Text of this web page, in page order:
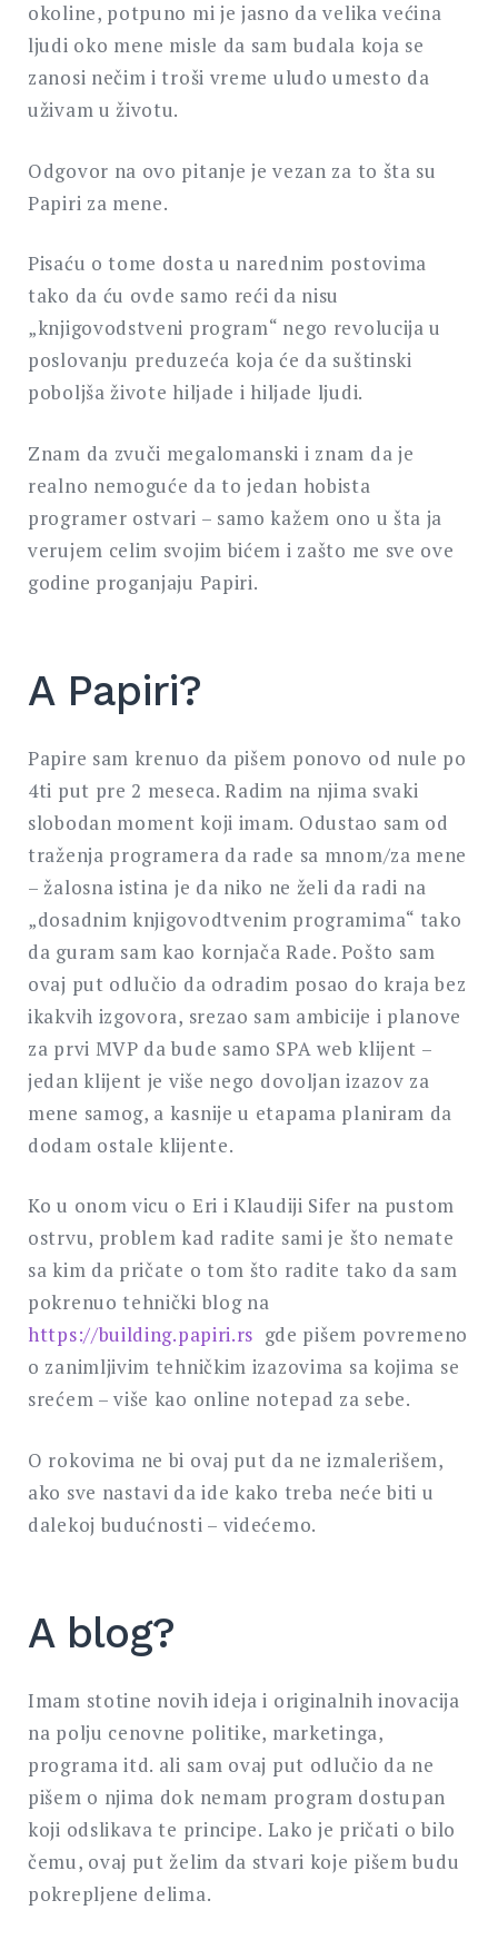
okoline, potpuno mi je jasno da velika većina
ljudi oko mene misle da sam budala koja se
zanosi nečim i troši vreme uludo umesto da
uživam u životu.
Odgovor na ovo pitanje je vezan za to šta su
Papiri za mene.
Pisaću o tome dosta u narednim postovima
tako da ću ovde samo reći da nisu
„knjigovodstveni program“ nego revolucija u
poslovanju preduzeća koja će da suštinski
poboljša živote hiljade i hiljade ljudi.
Znam da zvuči megalomanski i znam da je
realno nemoguće da to jedan hobista
programer ostvari – samo kažem ono u šta ja
verujem celim svojim bićem i zašto me sve ove
godine proganjaju Papiri.
A Papiri?
Papire sam krenuo da pišem ponovo od nule po
4ti put pre 2 meseca. Radim na njima svaki
slobodan moment koji imam. Odustao sam od
traženja programera da rade sa mnom/za mene
– žalosna istina je da niko ne želi da radi na
„dosadnim knjigovodtvenim programima“ tako
da guram sam kao kornjača Rade. Pošto sam
ovaj put odlučio da odradim posao do kraja bez
ikakvih izgovora, srezao sam ambicije i planove
za prvi MVP da bude samo SPA web klijent –
jedan klijent je više nego dovoljan izazov za
mene samog, a kasnije u etapama planiram da
dodam ostale klijente.
Ko u onom vicu o Eri i Klaudiji Sifer na pustom
ostrvu, problem kad radite sami je što nemate
sa kim da pričate o tom što radite tako da sam
pokrenuo tehnički blog na
https://building.papiri.rs gde pišem povremeno
o zanimljivim tehničkim izazovima sa kojima se
srećem – više kao online notepad za sebe.
O rokovima ne bi ovaj put da ne izmalerišem,
ako sve nastavi da ide kako treba neće biti u
dalekoj budućnosti – videćemo.
A blog?
Imam stotine novih ideja i originalnih inovacija
na polju cenovne politike, marketinga,
programa itd. ali sam ovaj put odlučio da ne
pišem o njima dok nemam program dostupan
koji odslikava te principe. Lako je pričati o bilo
čemu, ovaj put želim da stvari koje pišem budu
pokrepljene delima.